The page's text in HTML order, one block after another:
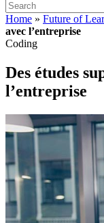
Home » Future of
avec l’entreprise
Coding
Des études
l’entreprise